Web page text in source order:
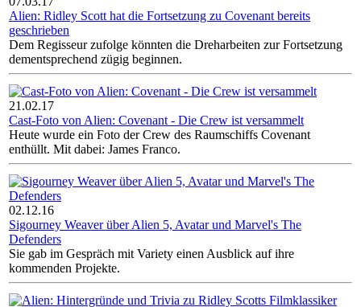
Alien: Ridley Scott hat die Fortsetzung zu Covenant bereits
geschrieben
Dem Regisseur zufolge könnten die Dreharbeiten zur Fortsetzung
dementsprechend zügig beginnen.
21.02.17
Cast-Foto von Alien: Covenant - Die Crew ist versammelt
Heute wurde ein Foto der Crew des Raumschiffs Covenant
enthüllt. Mit dabei: James Franco.
02.12.16
Sigourney Weaver über Alien 5, Avatar und Marvel's The
Defenders
Sie gab im Gespräch mit Variety einen Ausblick auf ihre
kommenden Projekte.